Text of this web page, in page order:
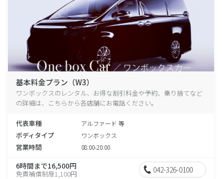
基本料金プラン（W3）
ワンボックスのレンタル、お得な割引料金や予約、乗り捨てなど
の詳細は、こちらから各店舗にお電話ください。
代表車種 アルファード 等
ボディタイプ ワンボックス
営業時間 08:00-20:00
6時間まで16,500円
免責補償制度1,100円 042-326-0100